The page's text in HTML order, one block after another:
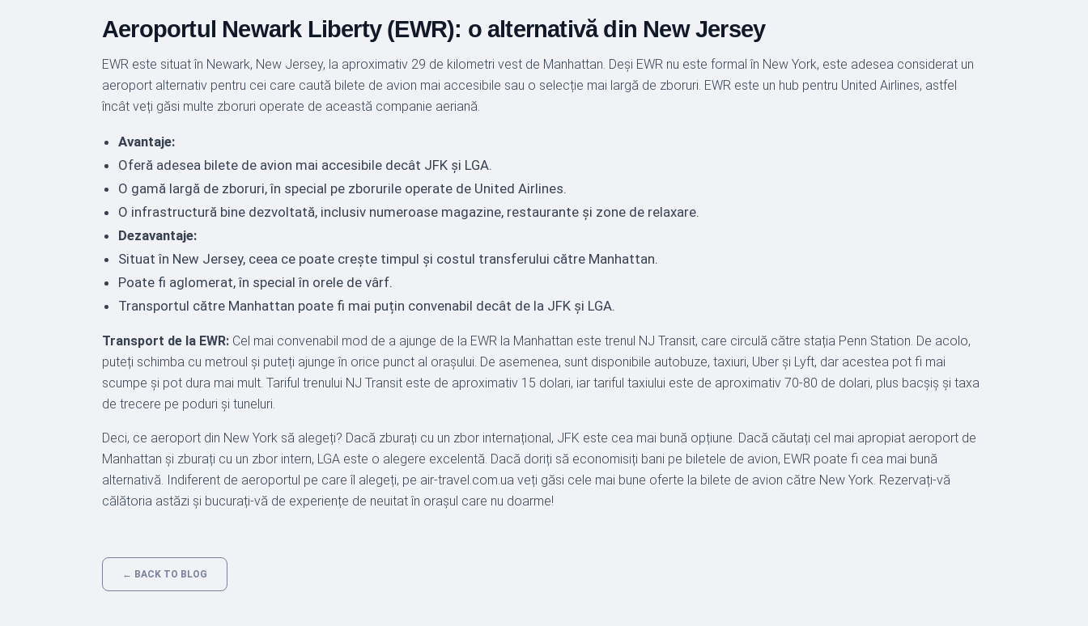
Aeroportul Newark Liberty (EWR): o alternativă din New Jersey
EWR este situat în Newark, New Jersey, la aproximativ 29 de kilometri vest de Manhattan. Deși EWR nu este formal în New York, este adesea considerat un
aeroport alternativ pentru cei care caută bilete de avion mai accesibile sau o selecție mai largă de zboruri. EWR este un hub pentru United Airlines, astfel
încât veți găsi multe zboruri operate de această companie aeriană.
Avantaje:
Oferă adesea bilete de avion mai accesibile decât JFK și LGA.
O gamă largă de zboruri, în special pe zborurile operate de United Airlines.
O infrastructură bine dezvoltată, inclusiv numeroase magazine, restaurante și zone de relaxare.
Dezavantaje:
Situat în New Jersey, ceea ce poate crește timpul și costul transferului către Manhattan.
Poate fi aglomerat, în special în orele de vârf.
Transportul către Manhattan poate fi mai puțin convenabil decât de la JFK și LGA.
Transport de la EWR: Cel mai convenabil mod de a ajunge de la EWR la Manhattan este trenul NJ Transit, care circulă către stația Penn Station. De acolo,
puteți schimba cu metroul și puteți ajunge în orice punct al orașului. De asemenea, sunt disponibile autobuze, taxiuri, Uber și Lyft, dar acestea pot fi mai
scumpe și pot dura mai mult. Tariful trenului NJ Transit este de aproximativ 15 dolari, iar tariful taxiului este de aproximativ 70-80 de dolari, plus bacșiș și taxa
de trecere pe poduri și tuneluri.
Deci, ce aeroport din New York să alegeți? Dacă zburați cu un zbor internațional, JFK este cea mai bună opțiune. Dacă căutați cel mai apropiat aeroport de
Manhattan și zburați cu un zbor intern, LGA este o alegere excelentă. Dacă doriți să economisiți bani pe biletele de avion, EWR poate fi cea mai bună
alternativă. Indiferent de aeroportul pe care îl alegeți, pe air-travel.com.ua veți găsi cele mai bune oferte la bilete de avion către New York. Rezervați-vă
călătoria astăzi și bucurați-vă de experiențe de neuitat în orașul care nu doarme!
← BACK TO BLOG